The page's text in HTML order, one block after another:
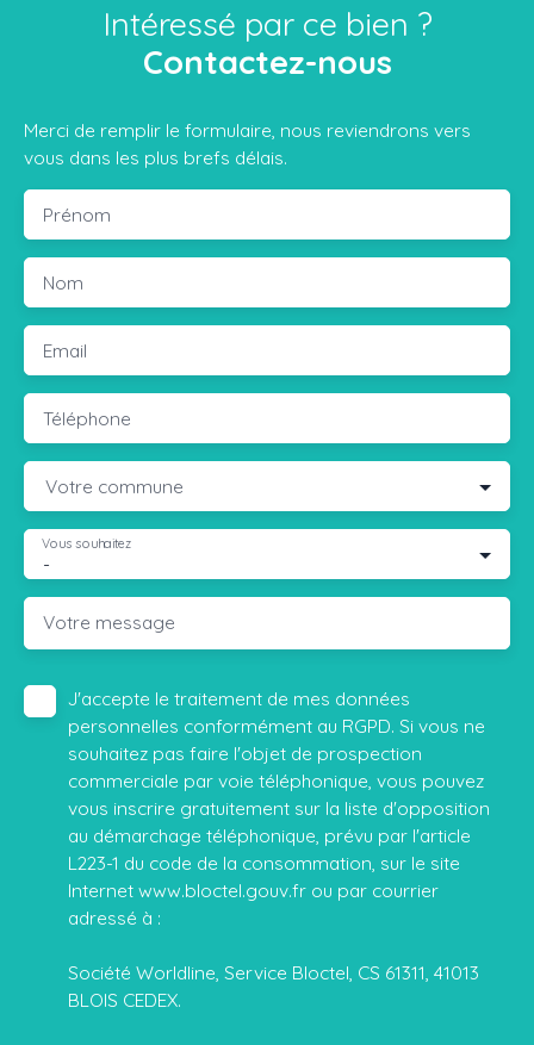
Intéressé par ce bien ?
Contactez-nous
Merci de remplir le formulaire, nous reviendrons vers
vous dans les plus brefs délais.
Prénom
Nom
Email
Téléphone
Votre commune
-
Vous souhaitez
Votre message
J'accepte le traitement de mes données
personnelles conformément au RGPD. Si vous ne
souhaitez pas faire l'objet de prospection
commerciale par voie téléphonique, vous pouvez
vous inscrire gratuitement sur la liste d'opposition
au démarchage téléphonique, prévu par l'article
L223-1 du code de la consommation, sur le site
Internet www.bloctel.gouv.fr ou par courrier
adressé à :
Société Worldline, Service Bloctel, CS 61311, 41013
BLOIS CEDEX.